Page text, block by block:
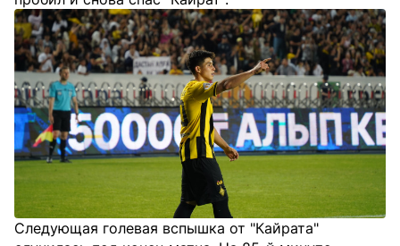
Следующая голевая вспышка от "Кайрата"